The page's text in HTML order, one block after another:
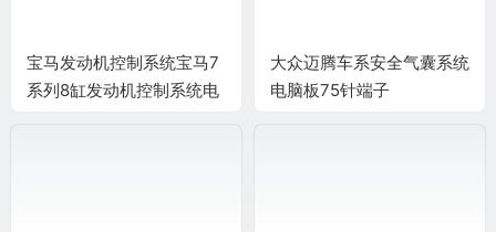
宝马发动机控制系统宝马7
系列8缸发动机控制系统电
大众迈腾车系安全气囊系统
电脑板75针端子